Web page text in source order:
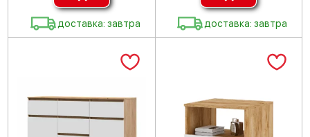
доставка: завтра доставка: завтра